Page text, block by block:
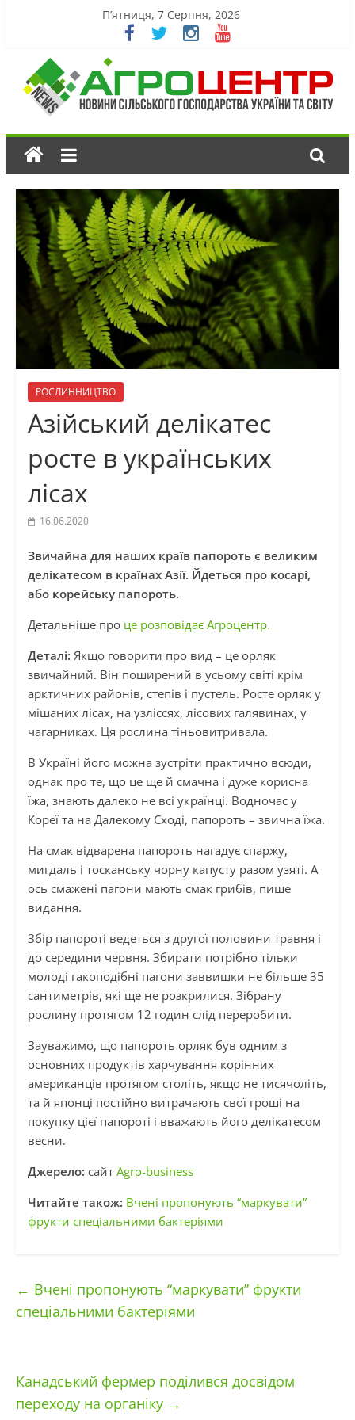
П’ятниця, 7 Серпня, 2026
РОСЛИННИЦТВО
Азійський делікатес
росте в українських
лісах
16.06.2020
Звичайна для наших країв папороть є великим
делікатесом в країнах Азії. Йдеться про косарі,
або корейську папороть.
Детальніше про це розповідає Агроцентр.
Деталі: Якщо говорити про вид – це орляк
звичайний. Він поширений в усьому світі крім
арктичних районів, степів і пустель. Росте орляк у
мішаних лісах, на узліссях, лісових галявинах, у
чагарниках. Ця рослина тіньовитривала.
В Україні його можна зустріти практично всюди,
однак про те, що це ще й смачна і дуже корисна
їжа, знають далеко не всі українці. Водночас у
Кореї та на Далекому Сході, папороть – звична їжа.
На смак відварена папороть нагадує спаржу,
мигдаль і тосканську чорну капусту разом узяті. А
ось смажені пагони мають смак грибів, пише
видання.
Збір папороті ведеться з другої половини травня і
до середини червня. Збирати потрібно тільки
молоді гакоподібні пагони заввишки не більше 35
сантиметрів, які ще не розкрилися. Зібрану
рослину протягом 12 годин слід переробити.
Зауважимо, що папороть орляк був одним з
основних продуктів харчування корінних
американців протягом століть, якщо не тисячоліть,
та й японці постійно витрачають свої гроші на
покупку цієї папороті і вважають його делікатесом
весни.
Джерело: сайт Agro-business
Читайте також: Вчені пропонують “маркувати”
фрукти спеціальними бактеріями
← Вчені пропонують “маркувати” фрукти
спеціальними бактеріями
Канадський фермер поділився досвідом
переходу на органіку →